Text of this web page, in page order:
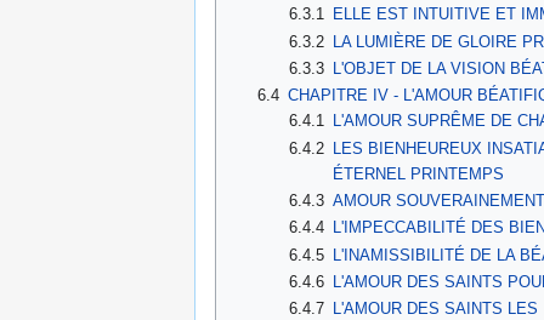
6.3.1 ELLE EST INTUITIVE ET
6.3.2
LA LUMIÈRE DE GLOIRE
6.3.3 L'OBJET DE LA VISION
6.4 CHAPITRE IV - L'AMOUR
6.4.1 L'AMOUR SUPRÊME DE
6.4.2
LES BIENHEUREUX
ÉTERNEL PRINTEMPS
6.4.3 AMOUR
6.4.4 L'IMPECCABILITÉ DES
6.4.5
L'INAMISSIBILITÉ DE LA
6.4.6 L'AMOUR DES SAINTS
6.4.7 L'AMOUR DES SAINTS